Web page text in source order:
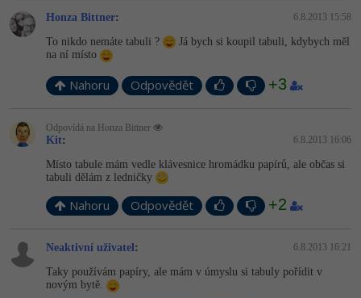
Honza Bittner: 6.8.2013 15:58
To nikdo nemáte tabuli ?
Já bych si koupil tabuli, kdybych měl
na ní místo
Nahoru Odpovědět +3
Odpovídá na Honza Bittner
Kit: 6.8.2013 16:06
Místo tabule mám vedle klávesnice hromádku papírů, ale občas si
tabuli dělám z ledničky
Nahoru Odpovědět +2
Neaktivní uživatel: 6.8.2013 16:21
Taky používám papíry, ale mám v úmyslu si tabuly pořídit v
novým bytě.